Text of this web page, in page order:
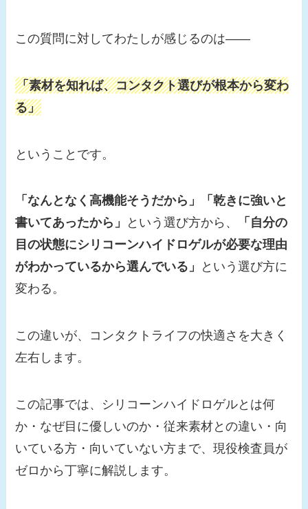
この質問に対してわたしが感じるのは——
「素材を知れば、コンタクト選びが根本から変わ
る」
ということです。
「なんとなく高機能そうだから」「乾きに強いと
書いてあったから」
という選び方から、
「自分の
目の状態にシリコーンハイドロゲルが必要な理由
がわかっているから選んでいる」
という選び方に
変わる。
この違いが、コンタクトライフの快適さを大きく
左右します。
この記事では、シリコーンハイドロゲルとは何
か・なぜ目に優しいのか・従来素材との違い・向
いている方・向いていない方まで、現役検査員が
ゼロから丁寧に解説します。